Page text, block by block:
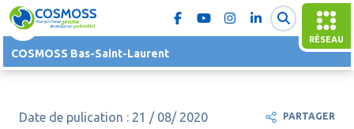
RÉSEAU
COSMOSS Bas-Saint-Laurent
Date de pulication : 21 / 08/ 2020 PARTAGER